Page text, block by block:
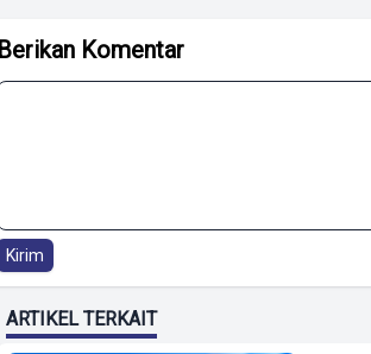
Berikan Komentar
Kirim
ARTIKEL TERKAIT